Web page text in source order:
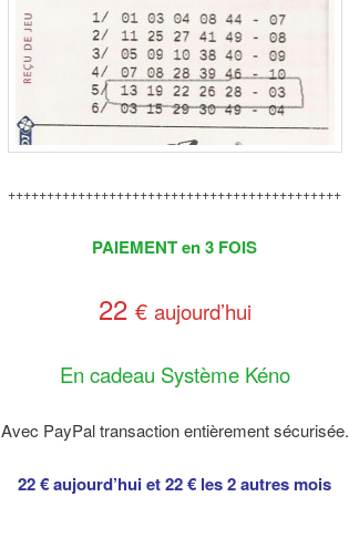
+++++++++++++++++++++++++++++++++++++++++++
PAIEMENT en 3 FOIS
22 € aujourd’hui
En cadeau Système Kéno
Avec PayPal transaction entièrement sécurisée.
22 € aujourd’hui et 22 € les 2 autres mois